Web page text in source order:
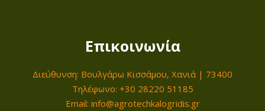
Επικοινωνία
Διεύθυνση: Βουλγάρω Κισσάμου, Χανιά | 73400
Τηλέφωνο: +30 28220 51185
Email: info@agrotechkalogridis.gr